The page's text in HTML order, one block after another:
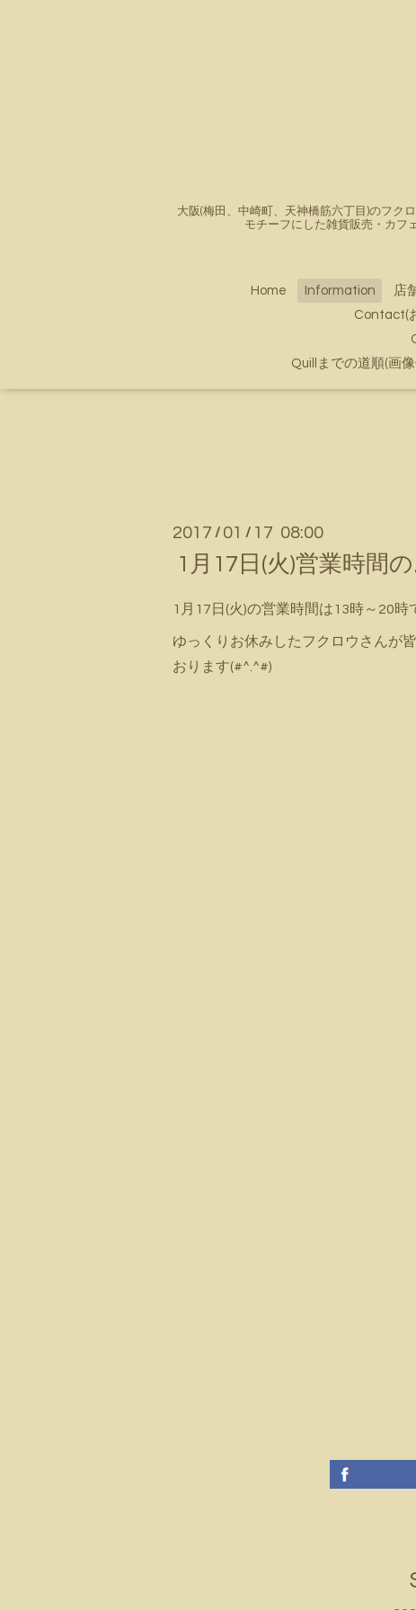
大阪(梅田、中崎町、天神橋筋六丁目)のフク
モチーフにした雑貨販売・カフ
Home Information 店
Contact(
Quillまでの道順(画
2017 / 01 / 17 08:00
1月17日(火)営業時間
1月17日(火)の営業時間は13時～20時
ゆっくりお休みしたフクロウさんが
おります(#^.^#)